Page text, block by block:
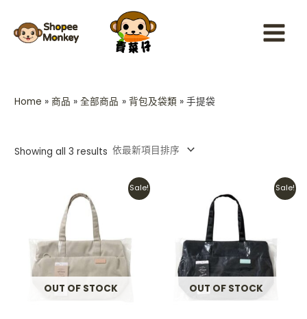
content
Menu
Home 商品 全部商品 背包及袋類 手提袋
Showing all 3 results
latest
Sale!
OUT OF STOCK
price
was:
HKD$379.
Current
Sale!
OUT OF STOCK
price
was:
HKD$379.
Current